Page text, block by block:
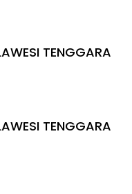
TENGGARA
TENGGARA